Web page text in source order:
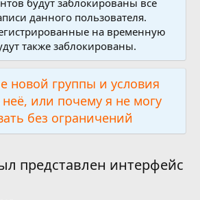
будут заблокированы все
данного пользователя.
на временную
также заблокированы.
новой группы и условия
или почему я не могу
без ограничений
представлен интерфейс